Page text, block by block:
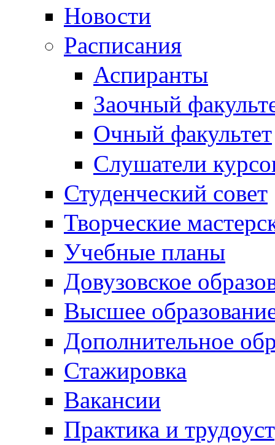
Новости
Расписания
Аспиранты
Заочный
Очный факультет
Слушатели
Студенческий совет
Творческие
Учебные планы
Довузовское
Высшее
Дополнительное
Стажировка
Вакансии
Практика и